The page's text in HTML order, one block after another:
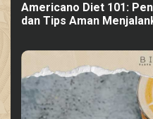
Americano Diet 101:
dan Tips Aman